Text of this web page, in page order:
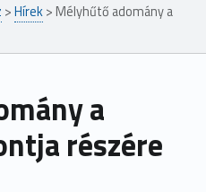
>Hírek> Mélyhűtő adomány a
a
részére